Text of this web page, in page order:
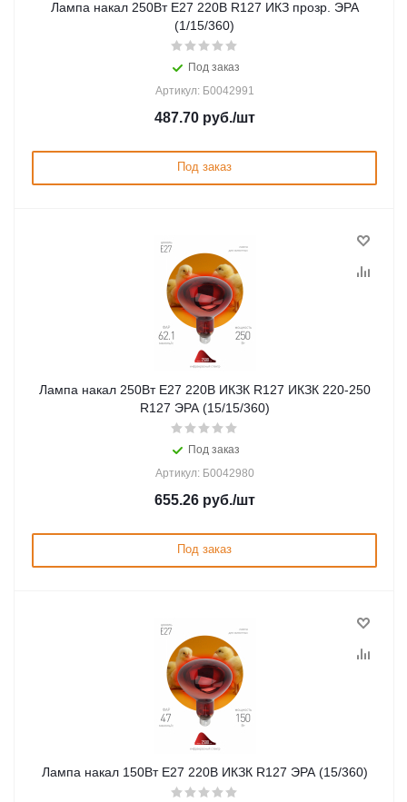
Лампа накал 250Вт Е27 220В R127 ИКЗ прозр. ЭРА
(1/15/360)
Под заказ
Артикул: Б0042991
487.70руб./шт
Под заказ
Лампа накал 250Вт Е27 220В ИКЗК R127 ИКЗК 220-250
R127 ЭРА (15/15/360)
Под заказ
Артикул: Б0042980
655.26руб./шт
Под заказ
Лампа накал 150Вт Е27 220В ИКЗК R127 ЭРА (15/360)